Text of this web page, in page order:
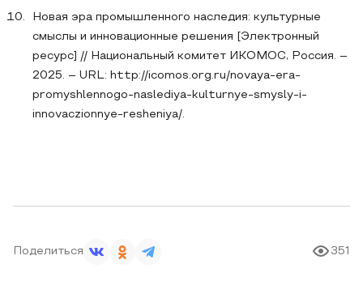
Новая эра промышленного наследия: культурные
смыслы и инновационные решения [Электронный
ресурс] // Национальный комитет ИКОМОС, Россия. –
2025. – URL: http://icomos.org.ru/novaya-era-
promyshlennogo-naslediya-kulturnye-smysly-i-
innovaczionnye-resheniya/.
Поделиться 351